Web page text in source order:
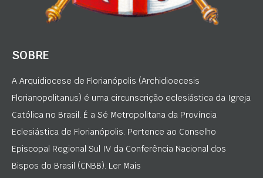
SOBRE
A Arquidiocese de Florianópolis (Archidioecesis
Florianopolitanus) é uma circunscrição eclesiástica da Igreja
Católica no Brasil. É a Sé Metropolitana da Província
Eclesiástica de Florianópolis. Pertence ao Conselho
Episcopal Regional Sul IV da Conferência Nacional dos
Bispos do Brasil (CNBB). Ler Mais